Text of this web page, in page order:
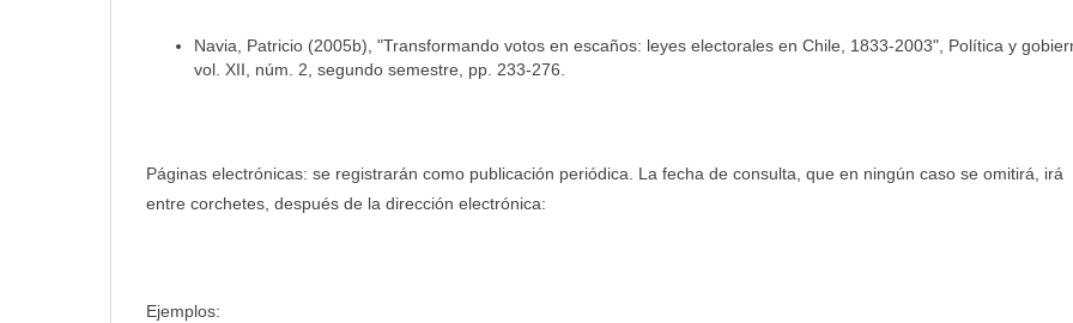
Navia, Patricio (2005b), "Transformando votos en escaños: leyes electorales en Chile, 1833-2003", Política y
vol. XII, núm. 2, segundo semestre, pp. 233-276.
Páginas electrónicas: se registrarán como publicación periódica. La fecha de consulta, que en ningún caso se omitirá, irá
entre corchetes, después de la dirección electrónica:
Ejemplos: